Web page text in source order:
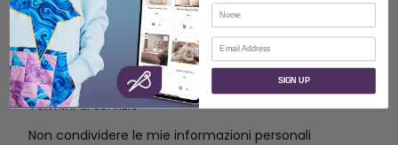
INFORMAZIONI
Informazioni su SVP Worldwide
Contatto
Termini di servizio
Non condividere le mie informazioni personali
Nome
Email
SIGN UP